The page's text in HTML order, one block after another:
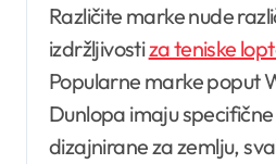
Različite marke nude
izdržljivostiza teniske
Popularne marke poput
Dunlopa imaju
dizajnirane za zemlju,